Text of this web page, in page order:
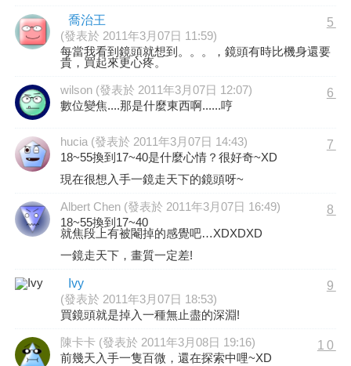
喬治王
(發表於 2011年3月07日 11:59)
5
每當我看到鏡頭就想到。。。，鏡頭有時比機身還要
貴，買起來更心疼。
wilson (發表於 2011年3月07日 12:07) 6
數位變焦....那是什麼東西啊......哼
hucia (發表於 2011年3月07日 14:43) 7
18~55換到17~40是什麼心情？很好奇~XD
現在很想入手一鏡走天下的鏡頭呀~
Albert Chen (發表於 2011年3月07日 16:49) 8
18~55換到17~40
就焦段上有被閹掉的感覺吧…XDXDXD
一鏡走天下，畫質一定差!
Ivy
(發表於 2011年3月07日 18:53)
9
買鏡頭就是掉入一種無止盡的深淵!
陳卡卡 (發表於 2011年3月08日 19:16) 10
前幾天入手一隻百微，還在探索中哩~XD